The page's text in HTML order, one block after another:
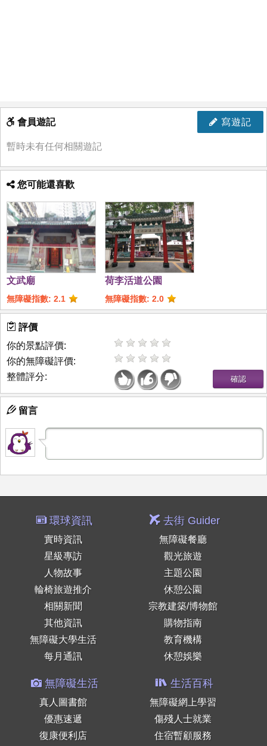
寫遊記
會員遊記
暫時未有任何相關遊記
您可能還喜歡
文武廟
無障礙指數: 2.1
荷李活道公園
無障礙指數: 2.0
評價
你的景點評價:
你的無障礙評價:
整體評分:
留言
環球資訊
實時資訊
星級專訪
人物故事
輪椅旅遊推介
相關新聞
其他資訊
無障礙大學生活
每月通訊
去街 Guider
無障礙餐廳
觀光旅遊
主題公園
休憩公園
宗教建築/博物館
購物指南
教育機構
休憩娛樂
無障礙生活
真人圖書館
優惠速遞
復康便利店
生活百科
無障礙網上學習
傷殘人士就業
住宿暫顧服務